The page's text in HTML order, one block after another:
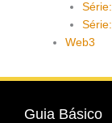
Web3
Guia Básico